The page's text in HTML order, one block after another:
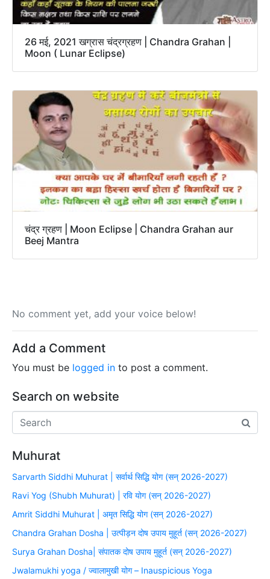
26 मई, 2021 खग्रास चंद्रग्रहण | Chandra Grahan |
Moon ( Lunar Eclipse)
चंद्र ग्रहण | Moon Eclipse | Chandra Grahan aur
Beej Mantra
No comment yet, add your voice below!
Add a Comment
You must be logged in to post a comment.
Search on website
Muhurat
Sarvarth Siddhi Muhurat | सर्वार्थ सिद्धि योग (सन् 2026-2027)
Ravi Yog (Shubh Muhurat) | रवि योग (सन् 2026-2027)
Amrit Siddhi Muhurat | अमृत सिद्धि योग (सन् 2026-2027)
Chandra Grahan Dosha | उत्पीड़न दोष उपाय मुहूर्त (सन् 2026-2027)
Surya Grahan Dosha| संपातक दोष उपाय मुहूर्त (सन् 2026-2027)
Jwalamukhi yoga / ज्वालामुखी योग – Inauspicious Yoga